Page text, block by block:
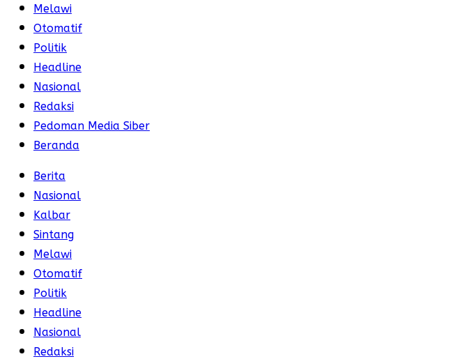
Melawi
Otomatif
Politik
Headline
Nasional
Redaksi
Pedoman Media Siber
Beranda
Berita
Nasional
Kalbar
Sintang
Melawi
Otomatif
Politik
Headline
Nasional
Redaksi